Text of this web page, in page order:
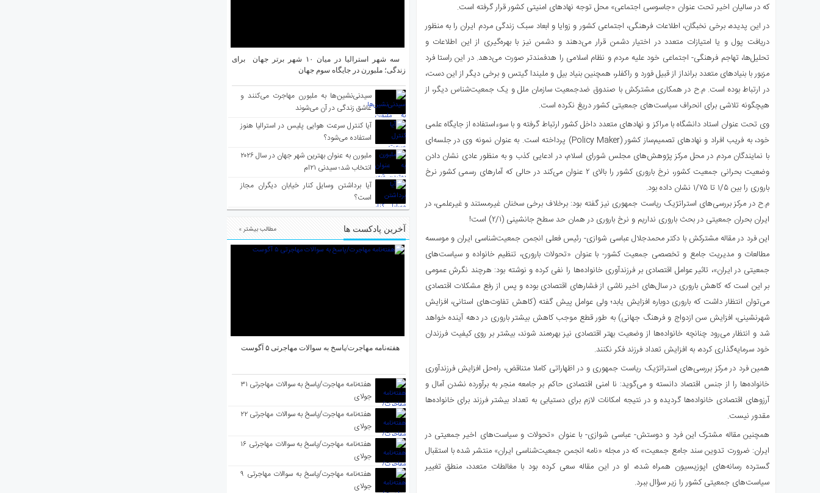
که در سالیان اخیر تحت عنوان «جاسوسی اجتماعی» محل توجه نهادهای امنیتی کشور قرار گرفته است.
در این پدیده، برخی نخبگان، اطلاعات فرهنگی، اجتماعی کشور و زوایا و ابعاد سبک زندگی مردم ایران را به منظور
دریافت پول و یا امتیازات متعدد در اختیار دشمن قرار می‌دهند و دشمن نیز با بهره‌گیری از این اطلاعات و
تحلیل‌ها، تهاجم فرهنگی- اجتماعی خود علیه مردم و نظام اسلامی را هدفمندتر صورت می‌دهد. در این راستا فرد
مزبور با بنیادهای متعدد برانداز از قبیل فورد و راکفلر، همچنین بنیاد بیل و ملیندا گیتس و برخی دیگر از این دست،
در ارتباط بوده است. م.ح در همکاری مشترکش با صندوق ضدجمعیت سازمان ملل و یک جمعیت‌شناس دیگر، از
هیچگونه تلاشی برای انحراف سیاست‌های جمعیتی کشور دریغ نکرده است.
وی تحت عنوان استاد دانشگاه با مراکز و نهادهای متعدد داخل کشور ارتباط گرفته و با سوءاستفاده از جایگاه علمی
خود، به فریب افراد و نهادهای تصمیم‌ساز کشور (Policy Maker) پرداخته است. به عنوان نمونه وی در جلسه‌ای
با نمایندگان مردم در محل مرکز پژوهش‌های مجلس شورای اسلام، در ادعایی کذب و به منظور عادی نشان دادن
وضعیت بحرانی جمعیت کشور، نرخ باروری کشور را بالای ۲ عنوان می‌کند در حالی که آمارهای رسمی کشور نرخ
باروری را بین ۱/۵ تا ۱/۷۵ نشان داده بود.
م.ح در مرکز بررسی‌های استراتژیک ریاست جمهوری نیز گفته بود: برخلاف برخی سخنان غیرمستند و غیرعلمی، در
ایران بحران جمعیتی در بحث باروری نداریم و نرخ باروری در همان حد سطح جانشینی (۲/۱) است!
این فرد در مقاله مشترکش با دکتر محمدجلال عباسی شوازی- رئیس فعلی انجمن جمعیت‌شناسی ایران و موسسه
مطالعات و مدیریت جامع و تخصصی جمعیت کشور- با عنوان «تحولات باروری، تنظیم خانواده و سیاست‌های
جمعیتی در ایران»، تاثیر عوامل اقتصادی بر فرزندآوری خانواده‌ها را نفی کرده و نوشته بود: هرچند نگرش عمومی
بر این است که کاهش باروری در سال‌های اخیر ناشی از فشارهای اقتصادی بوده و پس از رفع مشکلات اقتصادی
می‌توان انتظار داشت که باروری دوباره افزایش یابد؛ ولی عوامل پیش گفته (کاهش تفاوت‌های استانی، افزایش
شهرنشینی، افزایش سن ازدواج و فرهنگ جهانی) به طور قطع موجب کاهش بیشتر باروری در دهه آینده خواهد
شد و انتظار می‌رود چنانچه خانواده‌ها از وضعیت بهتر اقتصادی نیز بهره‌مند شوند، بیشتر بر روی کیفیت فرزندان
خود سرمایه‌گذاری کرده، به افزایش تعداد فرزند فکر نکنند.
همین فرد در مرکز بررسی‌های استراتژیک ریاست جمهوری و در اظهاراتی کاملا متناقض، راه‌حل افزایش فرزندآوری
خانواده‌ها را از جنس اقتصاد دانسته و می‌گوید: نا امنی اقتصادی حاکم بر جامعه منجر به برآورده نشدن آمال و
آرزوهای اقتصادی خانواده‌ها گردیده و در نتیجه امکانات لازم برای دستیابی به تعداد بیشتر فرزند برای خانواده‌ها
مقدور نیست.
همچنین مقاله مشترک این فرد و دوستش- عباسی شوازی- با عنوان «تحولات و سیاست‌های اخیر جمعیتی در
ایران: ضرورت تدوین سند جامع جمعیت» که در مجله «نامه انجمن جمعیت‌شناسی ایران» منتشر شده با استقبال
گسترده رسانه‌های اپوزیسیون همراه شده، او در این مقاله سعی کرده بود با مغالطات متعدد، منطق تغییر
سیاست‌های جمعیتی کشور را زیر سؤال ببرد.
سه شهر استرالیا در میان ۱۰ شهر برتر جهان برای
زندگی؛ ملبورن در جایگاه سوم جهان
سیدنی‌نشین‌ها به ملبورن مهاجرت می‌کنند و
عاشق زندگی در آن می‌شوند
آیا کنترل سرعت هوایی پلیس در استرالیا هنوز
استفاده می‌شود؟
ملبورن به عنوان بهترین شهر جهان در سال ۲۰۲۶
انتخاب شد؛ سیدنی ۲۱‌ام
آیا برداشتن وسایل کنار خیابان دیگران مجاز
است؟
آخرین پادکست ها مطالب بیشتر »
هفته‌نامه مهاجرت/پاسخ به سوالات مهاجرتی ۵ آگوست
هفته‌نامه مهاجرت/پاسخ به سوالات مهاجرتی ۳۱
جولای
هفته‌نامه مهاجرت/پاسخ به سوالات مهاجرتی ۲۲
جولای
هفته‌نامه مهاجرت/پاسخ به سوالات مهاجرتی ۱۶
جولای
هفته‌نامه مهاجرت/پاسخ به سوالات مهاجرتی ۹
جولای